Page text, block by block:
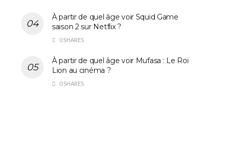
À partir de quel âge voir Squid Game
saison 2 sur Netflix ?
0 SHARES
À partir de quel âge voir Mufasa : Le Roi
Lion au cinéma ?
0 SHARES